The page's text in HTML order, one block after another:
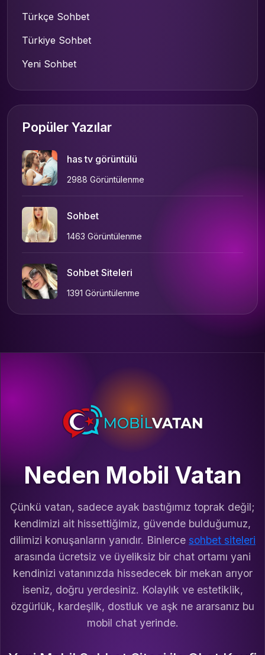
Türkçe Sohbet
Türkiye Sohbet
Yeni Sohbet
Popüler Yazılar
has tv görüntülü
2988 Görüntülenme
Sohbet
1463 Görüntülenme
Sohbet Siteleri
1391 Görüntülenme
Neden Mobil Vatan
Çünkü vatan, sadece ayak bastığımız toprak değil;
kendimizi ait hissettiğimiz, güvende bulduğumuz,
dilimizi konuşanların yanıdır. Binlerce sohbet siteleri
arasında ücretsiz ve üyeliksiz bir chat ortamı yani
kendinizi vatanınızda hissedecek bir mekan arıyor
iseniz, doğru yerdesiniz. Kolaylık ve estetiklik,
özgürlük, kardeşlik, dostluk ve aşk ne ararsanız bu
mobil chat yerinde.